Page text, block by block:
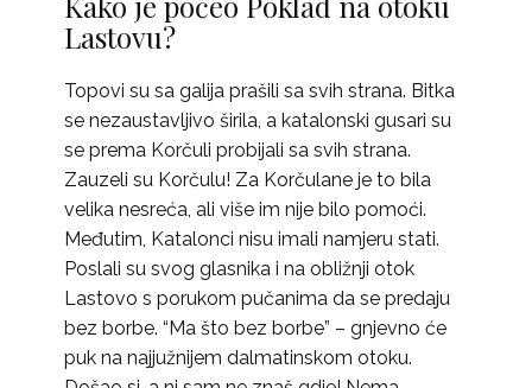
Lastovu?
Topovi su sa galija prašili sa svih strana. Bitka
se nezaustavljivo širila, a katalonski gusari su
se prema Korčuli probijali sa svih strana.
Zauzeli su Korčulu! Za Korčulane je to bila
velika nesreća, ali više im nije bilo pomoći.
Međutim, Katalonci nisu imali namjeru stati.
Poslali su svog glasnika i na obližnji otok
Lastovo s porukom pučanima da se predaju
bez borbe. “Ma što bez borbe” – gnjevno će
puk na najjužnijem dalmatinskom otoku.